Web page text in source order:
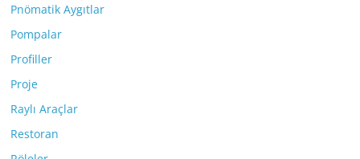
Pnömatik Aygıtlar
Pompalar
Profiller
Proje
Raylı Araçlar
Restoran